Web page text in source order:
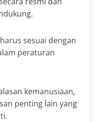
sesuai dengan
peraturan
kemanusiaan,
penting lain yang